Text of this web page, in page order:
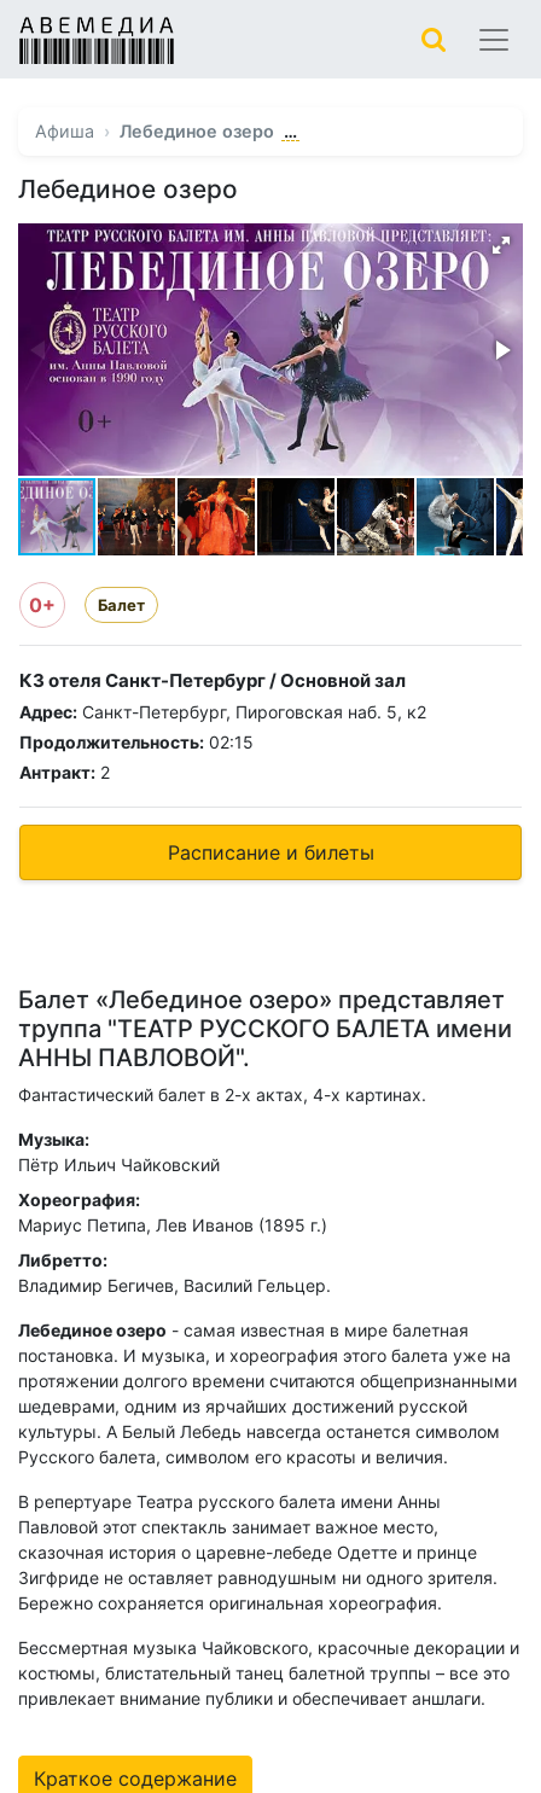
Афиша Лебединое озеро …
Лебединое озеро
0+ Балет
КЗ отеля Санкт-Петербург / Основной зал
Адрес: Санкт-Петербург, Пироговская наб. 5, к2
Продолжительность: 02:15
Антракт: 2
Расписание и билеты
Балет «Лебединое озеро» представляет
труппа "ТЕАТР РУССКОГО БАЛЕТА имени
АННЫ ПАВЛОВОЙ".
Фантастический балет в 2-х актах, 4-х картинах.
Музыка:
Пётр Ильич Чайковский
Хореография:
Мариус Петипа, Лев Иванов (1895 г.)
Либретто:
Владимир Бегичев, Василий Гельцер.
Лебединое озеро - самая известная в мире балетная
постановка. И музыка, и хореография этого балета уже на
протяжении долгого времени считаются общепризнанными
шедеврами, одним из ярчайших достижений русской
культуры. А Белый Лебедь навсегда останется символом
Русского балета, символом его красоты и величия.
В репертуаре Театра русского балета имени Анны
Павловой этот спектакль занимает важное место,
сказочная история о царевне-лебеде Одетте и принце
Зигфриде не оставляет равнодушным ни одного зрителя.
Бережно сохраняется оригинальная хореография.
Бессмертная музыка Чайковского, красочные декорации и
костюмы, блистательный танец балетной труппы – все это
привлекает внимание публики и обеспечивает аншлаги.
Краткое содержание